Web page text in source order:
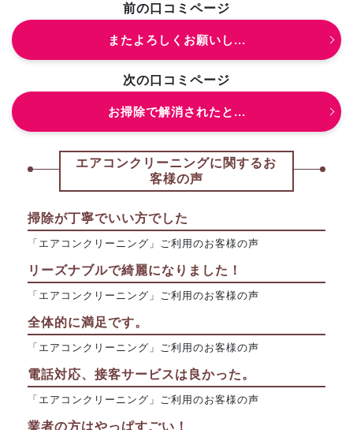
前の口コミページ
またよろしくお願いし...
次の口コミページ
お掃除で解消されたと...
エアコンクリーニングに関するお
客様の声
掃除が丁寧でいい方でした
「エアコンクリーニング」ご利用のお客様の声
リーズナブルで綺麗になりました！
「エアコンクリーニング」ご利用のお客様の声
全体的に満足です。
「エアコンクリーニング」ご利用のお客様の声
電話対応、接客サービスは良かった。
「エアコンクリーニング」ご利用のお客様の声
業者の方はやっぱすごい！